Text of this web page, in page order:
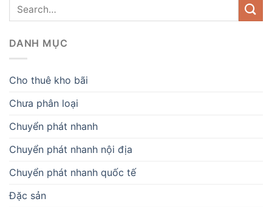
DANH MỤC
Cho thuê kho bãi
Chưa phân loại
Chuyển phát nhanh
Chuyển phát nhanh nội địa
Chuyển phát nhanh quốc tế
Đặc sản